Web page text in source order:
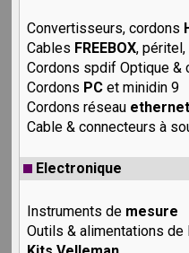
Convertisseurs, cordons
Cables FREEBOX, péritel,
Cordons spdif Optique &
Cordons PC et minidin 9
Cordons réseau
Cable & connecteurs à
Electronique
Instruments de mesure
Outils & alimentations de